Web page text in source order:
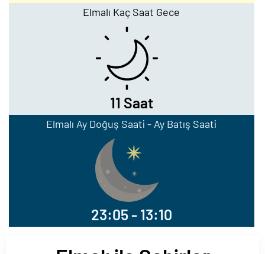
Elmalı Kaç Saat Gece
11 Saat
Elmalı Ay Doğuş Saati - Ay Batış Saati
23:05 - 13:10